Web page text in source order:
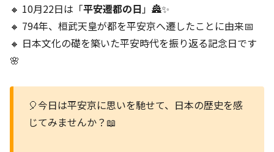
🔸 10月22日は「平安遷都の日」🏯✨
🔸 794年、桓武天皇が都を平安京へ遷したことに由来📅
🔸 日本文化の礎を築いた平安時代を振り返る記念日です
🌸
🎈今日は平安京に思いを馳せて、日本の歴史を感
じてみませんか？📖